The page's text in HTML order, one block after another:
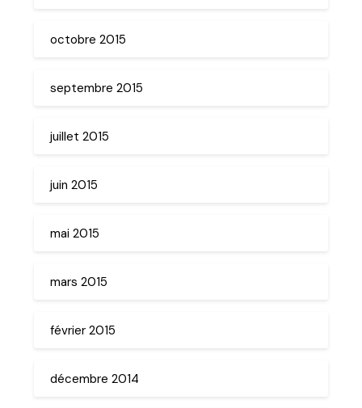
octobre 2015
septembre 2015
juillet 2015
juin 2015
mai 2015
mars 2015
février 2015
décembre 2014